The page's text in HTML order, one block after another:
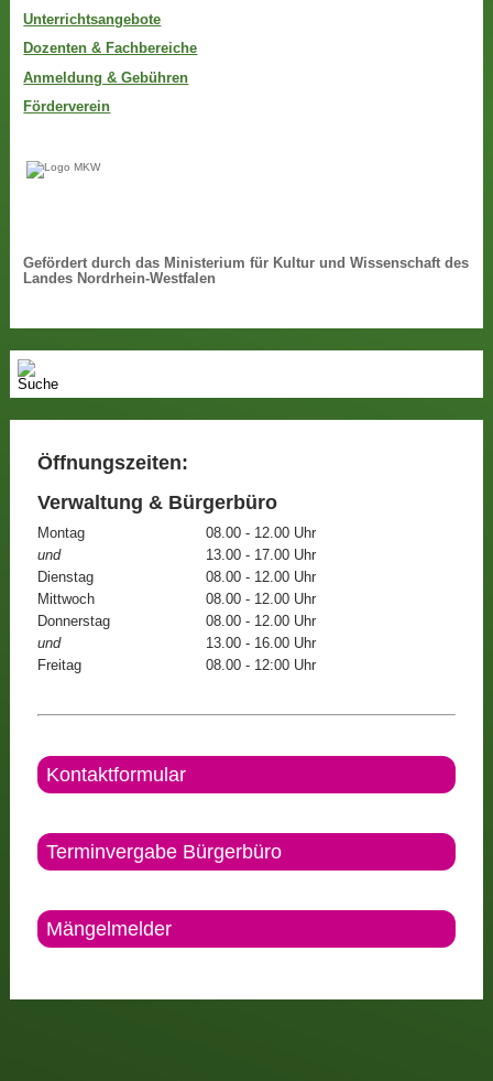
Unterrichtsangebote
Dozenten & Fachbereiche
Anmeldung & Gebühren
Förderverein
Gefördert durch das Ministerium für Kultur und Wissenschaft des
Landes Nordrhein-Westfalen
Öffnungszeiten:
Verwaltung & Bürgerbüro
Montag
08.00 - 12.00 Uhr
und
13.00 - 17.00 Uhr
Dienstag
08.00 - 12.00 Uhr
Mittwoch
08.00 - 12.00 Uhr
Donnerstag
08.00 - 12.00 Uhr
und
13.00 - 16.00 Uhr
Freitag
08.00 - 12:00 Uhr
Kontaktformular
Terminvergabe Bürgerbüro
Mängelmelder